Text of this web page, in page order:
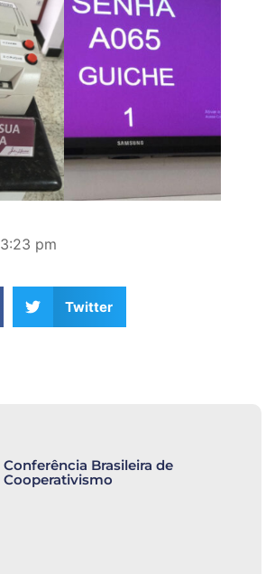
3:23 pm
Twitter
Conferência Brasileira de
Cooperativismo